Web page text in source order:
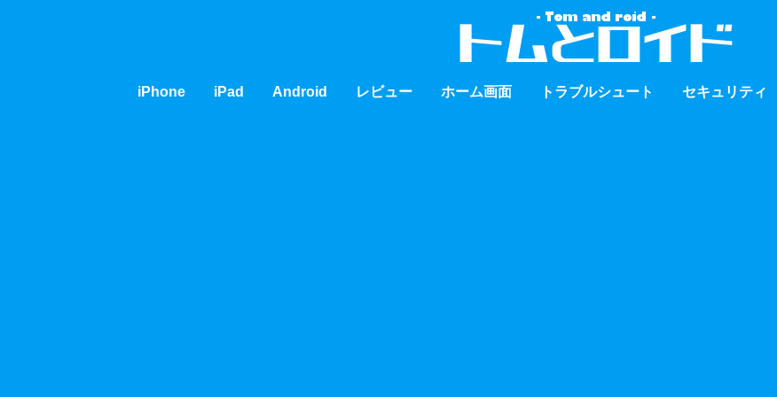
iPhone iPad Android レビュー ホーム画面 トラブルシュート セキュリティ